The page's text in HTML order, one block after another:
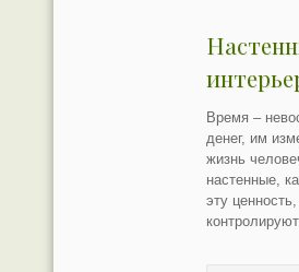
Время –
денег, им
жизнь
настенные,
эту